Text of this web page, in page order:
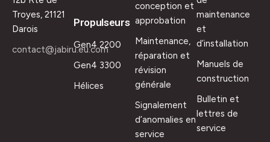
Troyes, 21121
Darois
contact@jabiru.eu.com
Propulseurs
Gen4 2200
Gen4 3300
Hélices
conception et
approbation
Maintenance,
réparation et
révision
générale
Signalement
d’anomalies en
service
maintenance
et
d’installation
Manuels de
construction
Bulletin et
lettres de
service